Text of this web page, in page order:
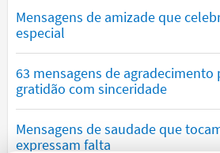
Mensagens de amizade que
especial
63 mensagens de agradecimento
gratidão com sinceridade
Mensagens de saudade que
expressam falta